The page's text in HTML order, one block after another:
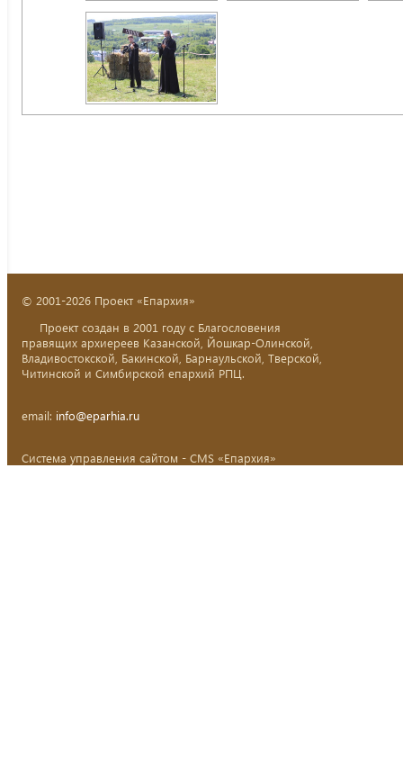
© 2001-2026 Проект «Епархия»
Проект создан в 2001 году с Благословения
правящих архиереев Казанской, Йошкар-Олинской,
Владивостокской, Бакинской, Барнаульской, Тверской,
Читинской и Симбирской епархий РПЦ.
email: info@eparhia.ru
Система управления сайтом - CMS «Епархия»